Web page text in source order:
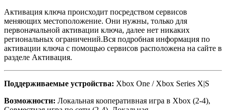
Активация ключа происходит посредством сервисов
меняющих местоположение. Они нужны, только для
первоначальной активации ключа, далее нет никаких
региональных ограничений.Вся подробная информация по
активации ключа с помощью сервисов расположена на сайте в
разделе Активация.
Поддерживаемые устройства: Xbox One / Xbox Series X|S
Возможности: Локальная кооперативная игра в Xbox (2-4),